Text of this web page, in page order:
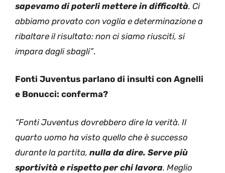
sapevamo di poterli mettere in difficoltà. Ci
abbiamo provato con voglia e determinazione a
ribaltare il risultato: non ci siamo riusciti, si
impara dagli sbagli”.
Fonti Juventus parlano di insulti con Agnelli
e Bonucci: conferma?
“Fonti Juventus dovrebbero dire la verità. Il
quarto uomo ha visto quello che è successo
durante la partita, nulla da dire. Serve più
sportività e rispetto per chi lavora. Meglio